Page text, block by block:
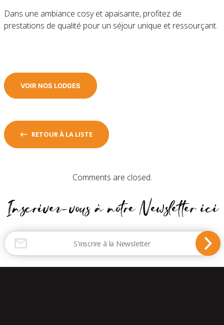
Dans une ambiance cosy et apaisante, profitez de
prestations de qualité pour un séjour unique et ressourçant.
VOIR NOS LODGES
RETOUR À LA LISTE
Comments are closed.
Inscrivez-vous à notre Newsletter ici